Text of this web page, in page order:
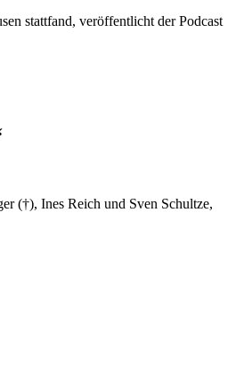
stattfand, veröffentlicht der Podcast
(†), Ines Reich und Sven Schultze,